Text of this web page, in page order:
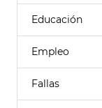
Educación
Empleo
Fallas